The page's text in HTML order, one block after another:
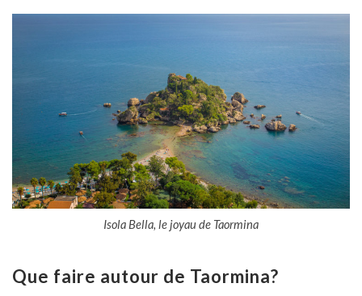
Isola Bella, le joyau de Taormina
Que faire autour de Taormina?